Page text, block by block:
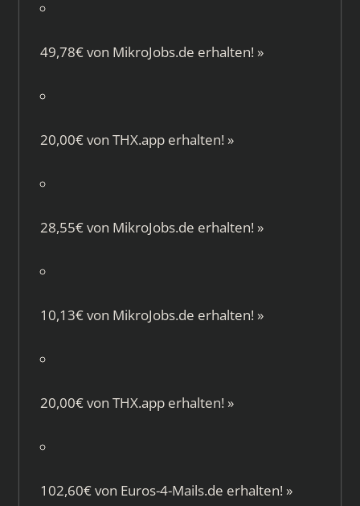
49,78€ von MikroJobs.de erhalten! »
20,00€ von THX.apperhalten! »
28,55€ von MikroJobs.de erhalten! »
10,13€ von MikroJobs.de erhalten! »
20,00€ von THX.apperhalten! »
102,60€ von Euros-4-Mails.de erhalten! »